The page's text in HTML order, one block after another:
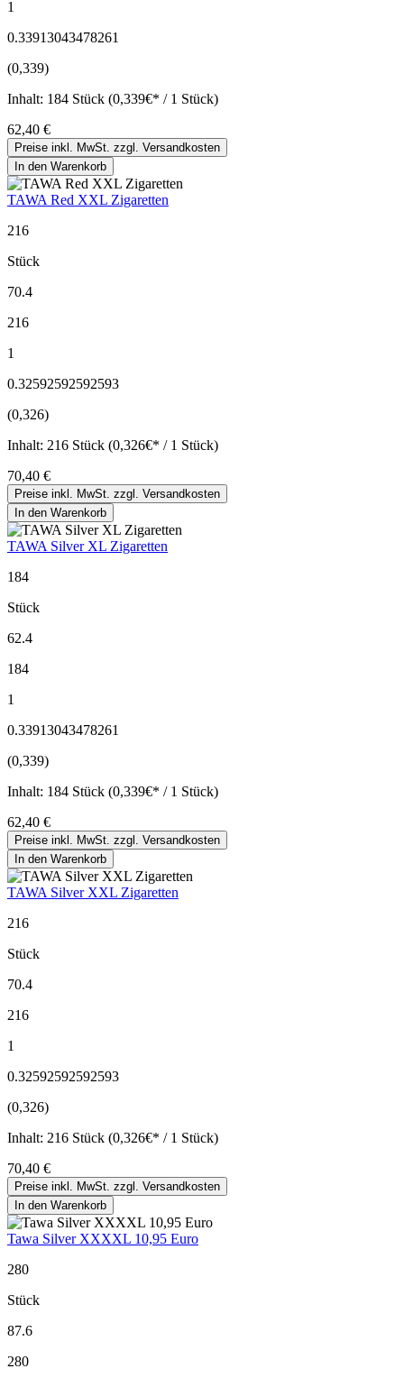
1
0.33913043478261
(0,339)
Inhalt: 184 Stück (0,339€* / 1 Stück)
62,40 €
Preise inkl. MwSt. zzgl. Versandkosten
In den Warenkorb
TAWA Red XXL Zigaretten
216
Stück
70.4
216
1
0.32592592592593
(0,326)
Inhalt: 216 Stück (0,326€* / 1 Stück)
70,40 €
Preise inkl. MwSt. zzgl. Versandkosten
In den Warenkorb
TAWA Silver XL Zigaretten
184
Stück
62.4
184
1
0.33913043478261
(0,339)
Inhalt: 184 Stück (0,339€* / 1 Stück)
62,40 €
Preise inkl. MwSt. zzgl. Versandkosten
In den Warenkorb
TAWA Silver XXL Zigaretten
216
Stück
70.4
216
1
0.32592592592593
(0,326)
Inhalt: 216 Stück (0,326€* / 1 Stück)
70,40 €
Preise inkl. MwSt. zzgl. Versandkosten
In den Warenkorb
Tawa Silver XXXXL 10,95 Euro
280
Stück
87.6
280